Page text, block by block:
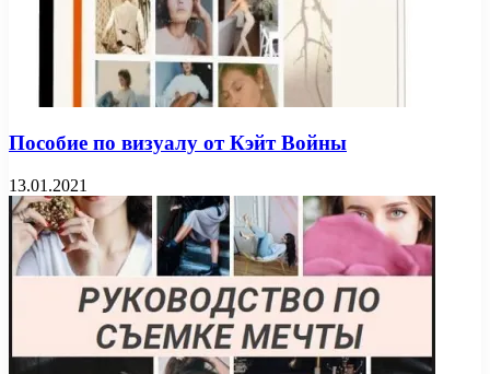
Пособие по визуалу от Кэйт Войны
13.01.2021